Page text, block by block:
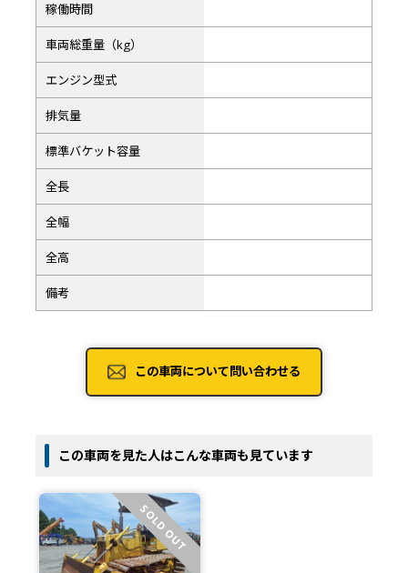
稼働時間
車両総重量（kg）
エンジン型式
排気量
標準バケット容量
全長
全幅
全高
備考
この車両について問い合わせる
この車両を見た人はこんな車両も見ています
SOLD OUT